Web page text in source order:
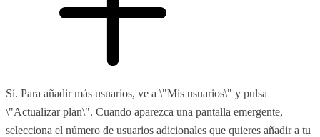
Sí. Para añadir más usuarios, ve a \"Mis usuarios\" y pulsa
\"Actualizar plan\". Cuando aparezca una pantalla emergente,
selecciona el número de usuarios adicionales que quieres añadir a tu